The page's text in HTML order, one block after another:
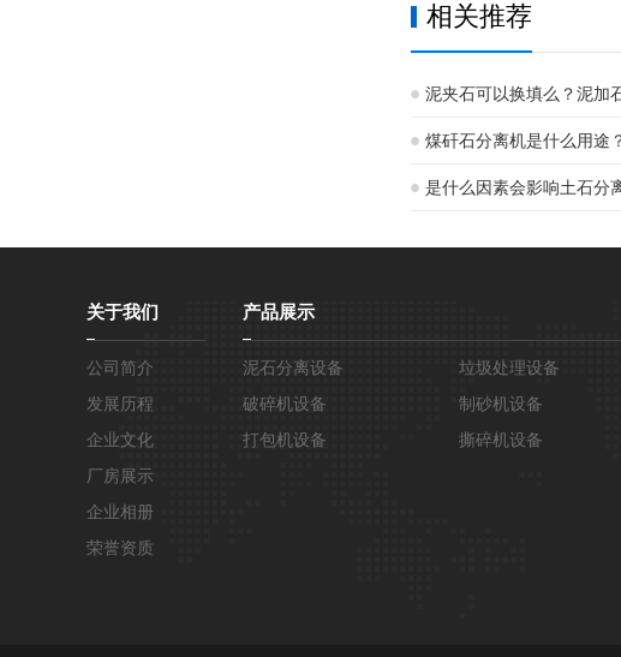
相关推荐
泥夹石可以换填么？泥加
煤矸石分离机是什么用途
是什么因素会影响土石分
关于我们
公司简介
发展历程
企业文化
厂房展示
企业相册
荣誉资质
产品展示
泥石分离设备
垃圾处理设备
破碎机设备
制砂机设备
打包机设备
撕碎机设备